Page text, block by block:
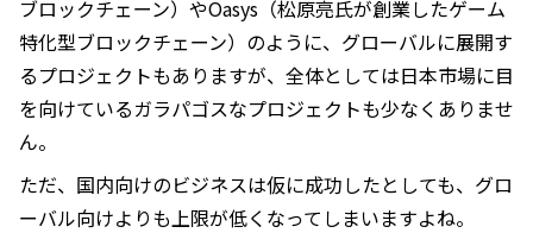
ブロックチェーン）やOasys（松原亮氏が創業したゲーム
特化型ブロックチェーン）のように、グローバルに展開す
るプロジェクトもありますが、全体としては日本市場に目
を向けているガラパゴスなプロジェクトも少なくありませ
ん。
ただ、国内向けのビジネスは仮に成功したとしても、グロ
ーバル向けよりも上限が低くなってしまいますよね。